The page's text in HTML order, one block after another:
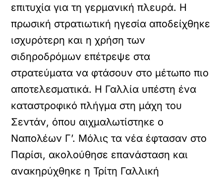
επιτυχία για τη γερμανική πλευρά. Η
πρωσική στρατιωτική ηγεσία αποδείχθηκε
ισχυρότερη και η χρήση των
σιδηροδρόμων επέτρεψε στα
στρατεύματα να φτάσουν στο μέτωπο πιο
αποτελεσματικά. Η Γαλλία υπέστη ένα
καταστροφικό πλήγμα στη μάχη του
Σεντάν, όπου αιχμαλωτίστηκε ο
Ναπολέων Γ’. Μόλις τα νέα έφτασαν στο
Παρίσι, ακολούθησε επανάσταση και
ανακηρύχθηκε η Τρίτη Γαλλική